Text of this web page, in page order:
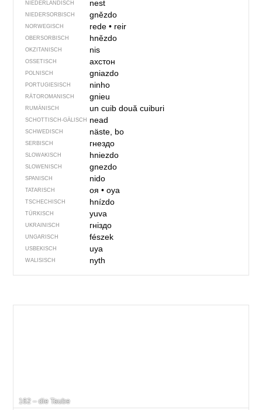
NIEDERLÄNDISCH nest
NIEDERSORBISCH gnězdo
NORWEGISCH rede• reir
OBERSORBISCH hnězdo
OKZITANISCH nis
OSSETISCH ахстон
POLNISCH gniazdo
PORTUGIESISCH ninho
RÄTOROMANISCH gnieu
RUMÄNISCH un cuibdouă cuiburi
SCHOTTISCH-GÄLISCH nead
SCHWEDISCH näste, bo
SERBISCH гнездо
SLOWAKISCH hniezdo
SLOWENISCH gnezdo
SPANISCH nido
TATARISCH оя• oya
TSCHECHISCH hnízdo
TÜRKISCH yuva
UKRAINISCH гніздо
UNGARISCH fészek
USBEKISCH uya
WALISISCH nyth
162 – die Taube